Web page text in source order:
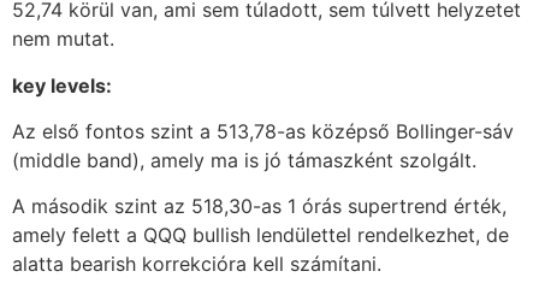
52,74 körül van, ami sem túladott, sem túlvett helyzetet
nem mutat.
key levels:
Az első fontos szint a 513,78-as középső Bollinger-sáv
(middle band), amely ma is jó támaszként szolgált.
A második szint az 518,30-as 1 órás supertrend érték,
amely felett a QQQ bullish lendülettel rendelkezhet, de
alatta bearish korrekcióra kell számítani.